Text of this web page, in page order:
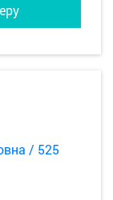
/ 525